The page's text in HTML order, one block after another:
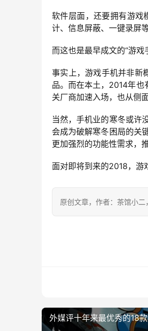
软件层面，还要拥有游戏
计、信息屏蔽、一键录屏等
而这也是最早成文的“游戏
事实上，游戏手机并非新
品。而在本土，2014年也
关厂商加速入场，也从侧
当然，手机业的寒冬或许
会成为破解寒冬困局的关
更加强烈的功能性需求，
面对即将到来的2018，游
原创文章，作者：茶馆小
外媒评十年来最优秀的18